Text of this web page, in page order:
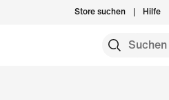
Store suchen Hilfe